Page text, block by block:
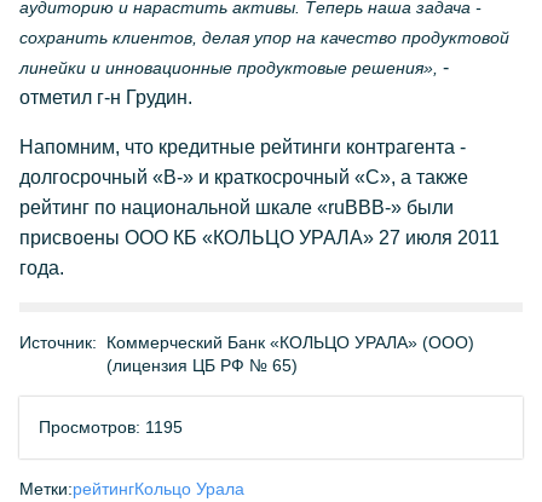
аудиторию и нарастить активы. Теперь наша задача -
сохранить клиентов, делая упор на качество продуктовой
линейки и инновационные продуктовые решения», -
отметил г-н Грудин.
Напомним, что кредитные рейтинги контрагента -
долгосрочный «В-» и краткосрочный «С», а также
рейтинг по национальной шкале «ruВВВ-» были
присвоены ООО КБ «КОЛЬЦО УРАЛА» 27 июля 2011
года.
Источник:
Коммерческий Банк «КОЛЬЦО УРАЛА» (ООО)
(лицензия ЦБ РФ № 65)
Просмотров: 1195
Метки:рейтингКольцо Урала